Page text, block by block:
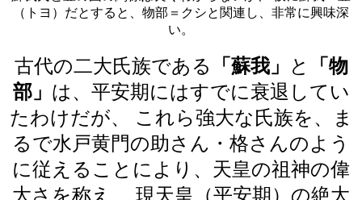
（トヨ）だとすると、物部＝クシと関連し、非常に興味深
い。
古代の二大氏族である 「蘇我」 と
「物
部」 は、平安期にはすでに衰退してい
たわけだが、 これら強大な氏族を、ま
るで水戸黄門の助さん・格さんのよう
に従えることにより、天皇の祖神の偉
大さを称え、 現天皇（平安期）の絶大